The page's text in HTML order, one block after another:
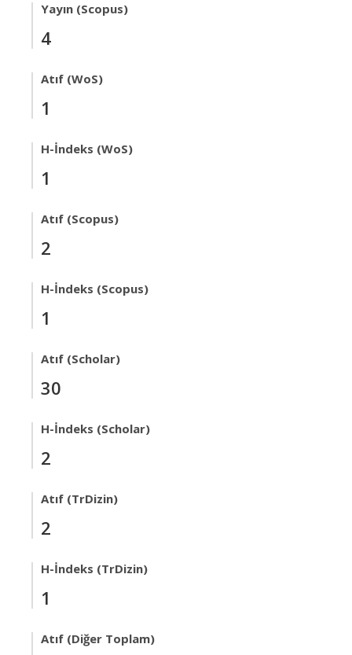
Yayın (Scopus)
4
Atıf (WoS)
1
H-İndeks (WoS)
1
Atıf (Scopus)
2
H-İndeks (Scopus)
1
Atıf (Scholar)
30
H-İndeks (Scholar)
2
Atıf (TrDizin)
2
H-İndeks (TrDizin)
1
Atıf (Diğer Toplam)